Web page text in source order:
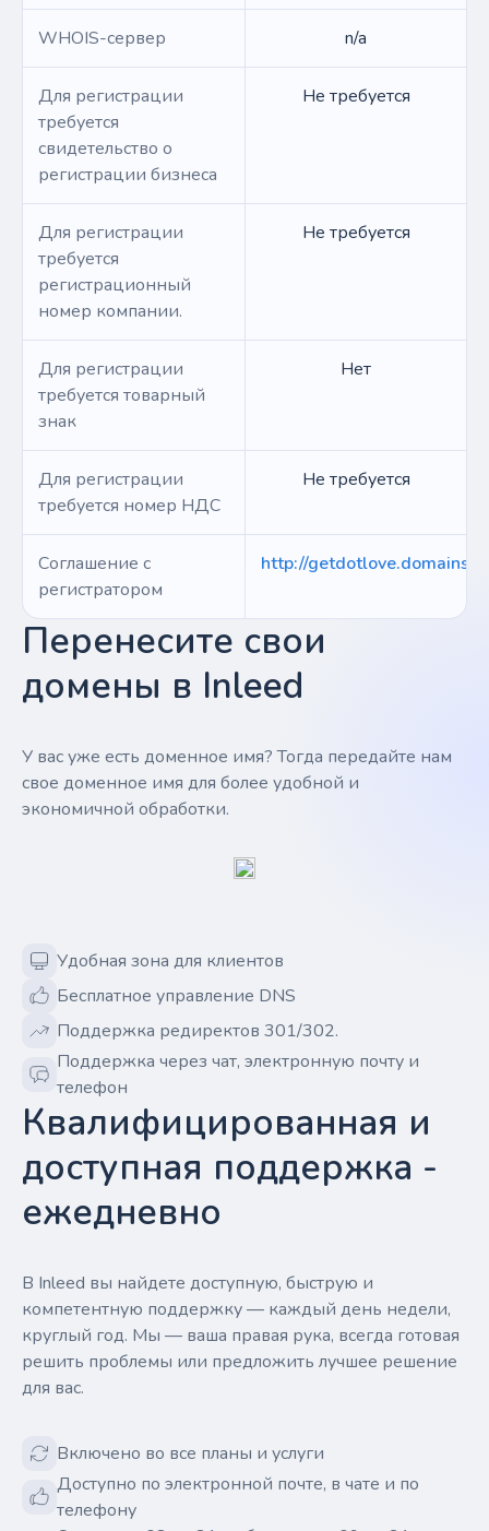
WHOIS-сервер n/a
Для регистрации
требуется
свидетельство о
регистрации бизнеса
Не требуется
Для регистрации
требуется
регистрационный
номер компании.
Не требуется
Для регистрации
требуется товарный
знак
Нет
Для регистрации
требуется номер НДС
Не требуется
Соглашение с
регистратором
http://getdotlove.domains/
Перенесите свои
домены в Inleed
У вас уже есть доменное имя? Тогда передайте нам
свое доменное имя для более удобной и
экономичной обработки.
Удобная зона для клиентов
Бесплатное управление DNS
Поддержка редиректов 301/302.
Поддержка через чат, электронную почту и
телефон
Квалифицированная и
доступная поддержка -
ежедневно
В Inleed вы найдете доступную, быструю и
компетентную поддержку — каждый день недели,
круглый год. Мы — ваша правая рука, всегда готовая
решить проблемы или предложить лучшее решение
для вас.
Включено во все планы и услуги
Доступно по электронной почте, в чате и по
телефону